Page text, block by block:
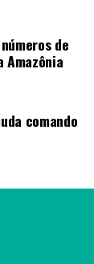
de
Amazônia
comando